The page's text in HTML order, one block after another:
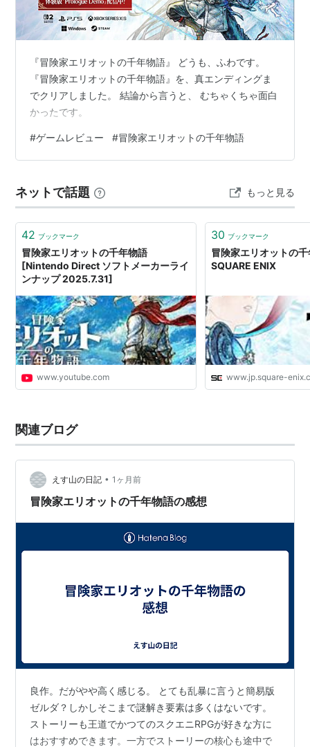
『冒険家エリオットの千年物語』 どうも、ふわです。
『冒険家エリオットの千年物語』を、真エンディングま
でクリアしました。 結論から言うと、 むちゃくちゃ面白
かったです。
#ゲームレビュー #冒険家エリオットの千年物語
ネットで話題 もっと見る
42 ブックマーク
冒険家エリオットの千年物語
[Nintendo Direct ソフトメーカーライ
ンナップ 2025.7.31]
www.youtube.com
30 ブックマーク
冒険家エリオットの
SQUARE ENIX
www.jp.square-
関連ブログ
えす山の日記 • 1ヶ月前
冒険家エリオットの千年物語の感想
良作。だがやや高く感じる。 とても乱暴に言うと簡易版
ゼルダ？しかしそこまで謎解き要素は多くはないです。
ストーリーも王道でかつてのスクエニRPGが好きな方に
はおすすめできます。一方でストーリーの核心も途中で